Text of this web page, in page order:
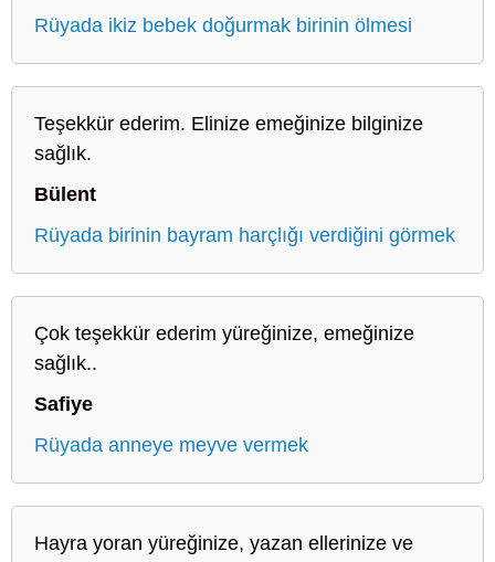
Rüyada ikiz bebek doğurmak birinin ölmesi
Teşekkür ederim. Elinize emeğinize bilginize
sağlık.
Bülent
Rüyada birinin bayram harçlığı verdiğini görmek
Çok teşekkür ederim yüreğinize, emeğinize
sağlık..
Safiye
Rüyada anneye meyve vermek
Hayra yoran yüreğinize, yazan ellerinize ve